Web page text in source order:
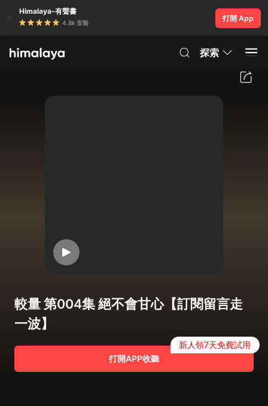
Himalaya-有聲書
4.8k 安裝
打開 App
探索
較量 第004集 絕不會甘心【訂閱留言走
一波】
打開APP收聽
新人領7天免費試用